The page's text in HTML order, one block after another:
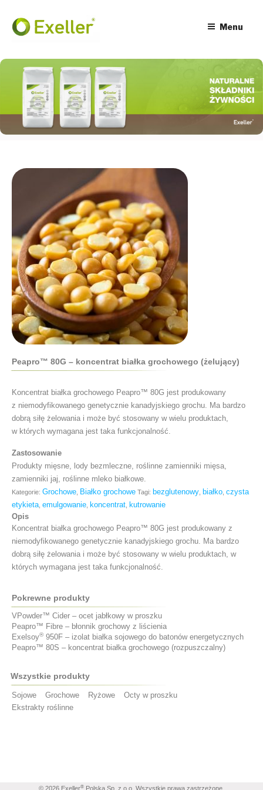
treści
Menu
Peapro™ 80G – koncentrat białka grochowego (żelujący)
Koncentrat białka grochowego Peapro™ 80G jest produkowany
z niemodyfikowanego genetycznie kanadyjskiego grochu. Ma bardzo
dobrą siłę żelowania i może być stosowany w wielu produktach,
w których wymagana jest taka funkcjonalność.
Zastosowanie
Produkty mięsne, lody bezmleczne, roślinne zamienniki mięsa,
zamienniki jaj, roślinne mleko białkowe.
Kategorie: Grochowe Białko grochowe Tagi: bezglutenowy białko czysta
etykieta emulgowanie koncentrat kutrowanie
Opis
Koncentrat białka grochowego Peapro™ 80G jest produkowany z
niemodyfikowanego genetycznie kanadyjskiego grochu. Ma bardzo
dobrą siłę żelowania i może być stosowany w wielu produktach, w
których wymagana jest taka funkcjonalność.
Pokrewne produkty
VPowder™ Cider – ocet jabłkowy w proszku
Peapro™ Fibre – błonnik grochowy z liścienia
Exelsoy®950F – izolat białka sojowego do batonów energetycznych
Peapro™ 80S – koncentrat białka grochowego (rozpuszczalny)
Wszystkie produkty
Sojowe Grochowe Ryżowe
Octy w proszku
Ekstrakty roślinne
© 2026 Exeller® Polska Sp. z o.o. Wszystkie prawa zastrzeżone.